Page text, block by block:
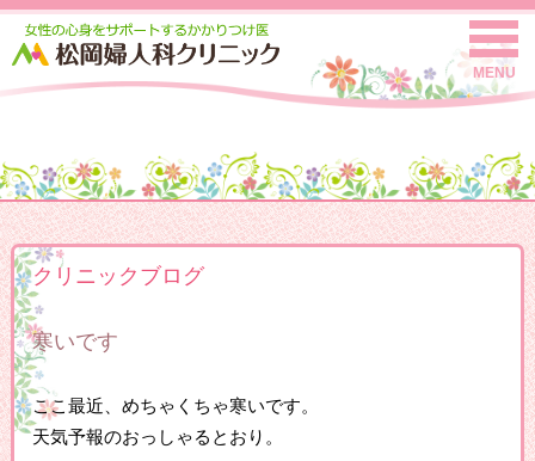
MENU
クリニックブログ
寒いです
ここ最近、めちゃくちゃ寒いです。
天気予報のおっしゃるとおり。